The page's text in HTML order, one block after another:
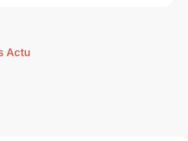
Actu